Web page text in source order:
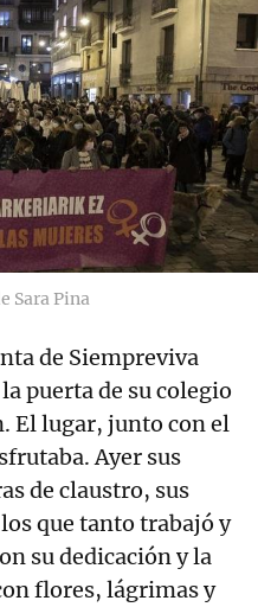
Sara Pina
de Siempreviva
puerta de su colegio
El lugar, junto con el
Ayer sus
de claustro, sus
que tanto trabajó y
su dedicación y la
flores, lágrimas y